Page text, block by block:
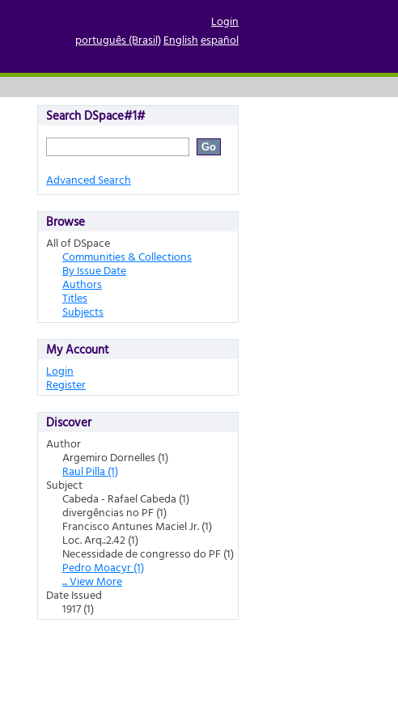
Login
português (Brasil)Englishespañol
Search DSpace#1#
Advanced Search
Browse
All of DSpace
Communities & Collections
By Issue Date
Authors
Titles
Subjects
My Account
Login
Register
Discover
Author
Argemiro Dornelles (1)
Raul Pilla (1)
Subject
Cabeda - Rafael Cabeda (1)
divergências no PF (1)
Francisco Antunes Maciel Jr. (1)
Loc. Arq.:2.42 (1)
Necessidade de congresso do PF (1)
Pedro Moacyr (1)
... View More
Date Issued
1917 (1)